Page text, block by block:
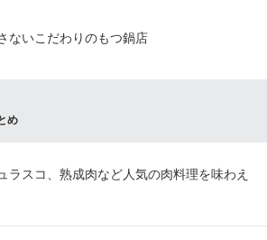
ないこだわりのもつ鍋店
め
ラスコ、熟成肉など人気の肉料理を味わえ